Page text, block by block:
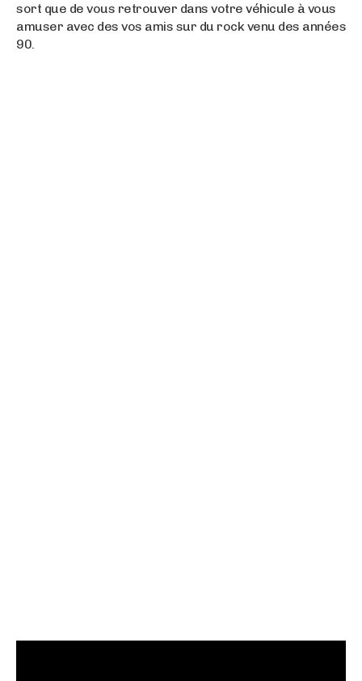
sort que de vous retrouver dans votre véhicule à vous
amuser avec des vos amis sur du rock venu des années
90.